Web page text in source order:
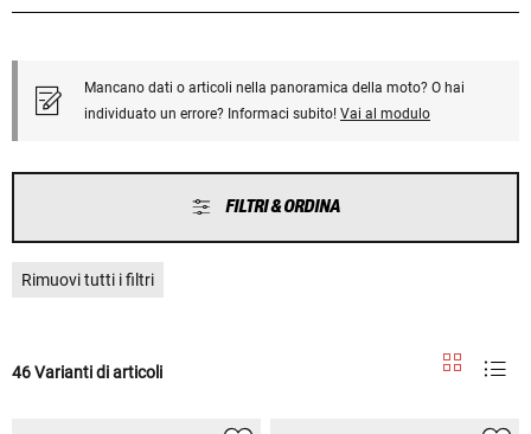
Mancano dati o articoli nella panoramica della moto? O hai
individuato un errore? Informaci subito! Vai al modulo
FILTRI & ORDINA
Rimuovi tutti i filtri
46 Varianti di articoli